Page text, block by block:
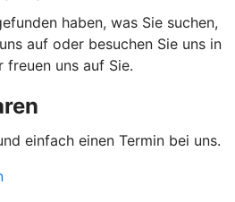
haben, was Sie suchen,
auf oder besuchen Sie uns in
freuen uns auf Sie.
einfach einen Termin bei uns.